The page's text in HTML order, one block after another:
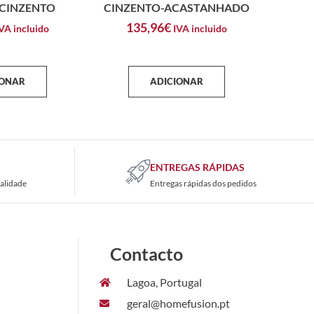
incluido
CINZENTO-ACASTANHADO
135,96€ IVA incluido
ADICIONAR
ENTREGAS RÁPIDAS
Entregas rápidas dos pedidos
Contacto
Lagoa, Portugal
geral@homefusion.pt